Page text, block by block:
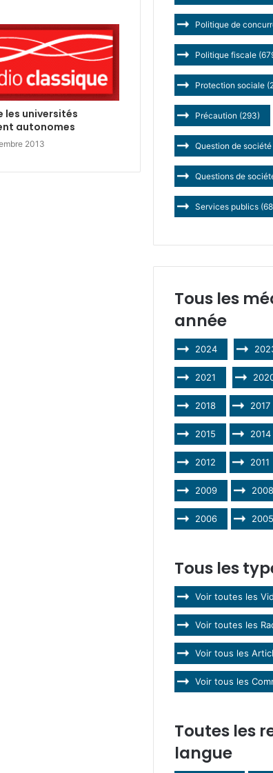
les universités
autonomes
2013
Politique de
Politique fiscale
Protection sociale
Précaution (293)
Question de société
Questions de
Services publics
Tous les
année
2024
2021
2018 2017
2015 2014
2012 2011
2009 2008
2006 2005
Tous les
Voir toutes les
Voir toutes les
Voir tous les
Voir tous les
Toutes les
langue